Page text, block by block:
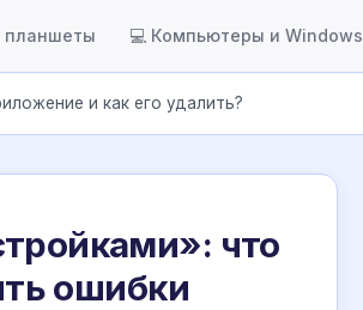
планшеты 💻 Компьютеры и Windows
и как его удалить?
что
ошибки